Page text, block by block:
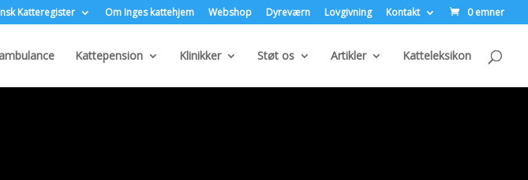
Katteregister Om Inges kattehjem Webshop Dyreværn Lovgivning Kontakt 0 emner
Kattepension Klinikker Støt os Artikler Katteleksikon